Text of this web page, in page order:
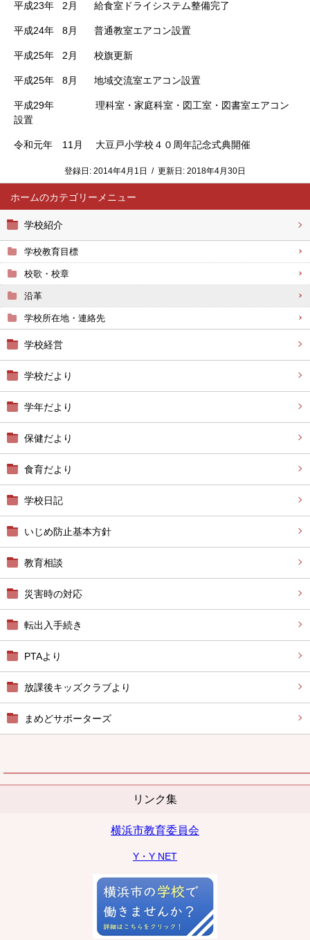
ホーム
学校紹介
学校教育目標
校歌・校章
沿革
学校所在地・連絡先
学校経営
学校だより
学年だより
保健だより
食育だより
学校日記
いじめ防止基本方針
教育相談
災害時の対応
転出入手続き
PTAより
放課後キッズクラブより
まめどサポーターズ
リンク集
横浜市教育委員会
Y・Y NET
平成23年 2月 給食室ドライシステム整備完了
平成24年 8月 普通教室エアコン設置
平成25年 2月 校旗更新
平成25年 8月 地域交流室エアコン設置
平成29年 理科室・家庭科室・図工室・図書室エアコン
設置
令和元年 11月 大豆戸小学校４０周年記念式典開催
登録日: 2014年4月1日 / 更新日: 2018年4月30日